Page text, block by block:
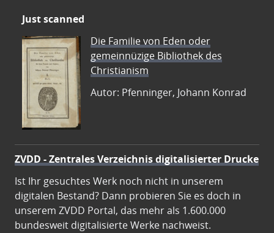
Just scanned
Die Familie von Eden oder
gemeinnüzige Bibliothek des
Christianism
Autor: Pfenninger, Johann Konrad
ZVDD - Zentrales Verzeichnis digitalisierter Drucke
Ist Ihr gesuchtes Werk noch nicht in unserem
digitalen Bestand? Dann probieren Sie es doch in
unserem ZVDD Portal, das mehr als 1.600.000
bundesweit digitalisierte Werke nachweist.